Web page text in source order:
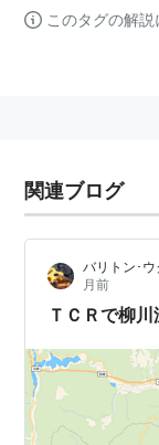
このタグの解説
関連ブログ
バリトン･
月前
ＴＣＲで柳